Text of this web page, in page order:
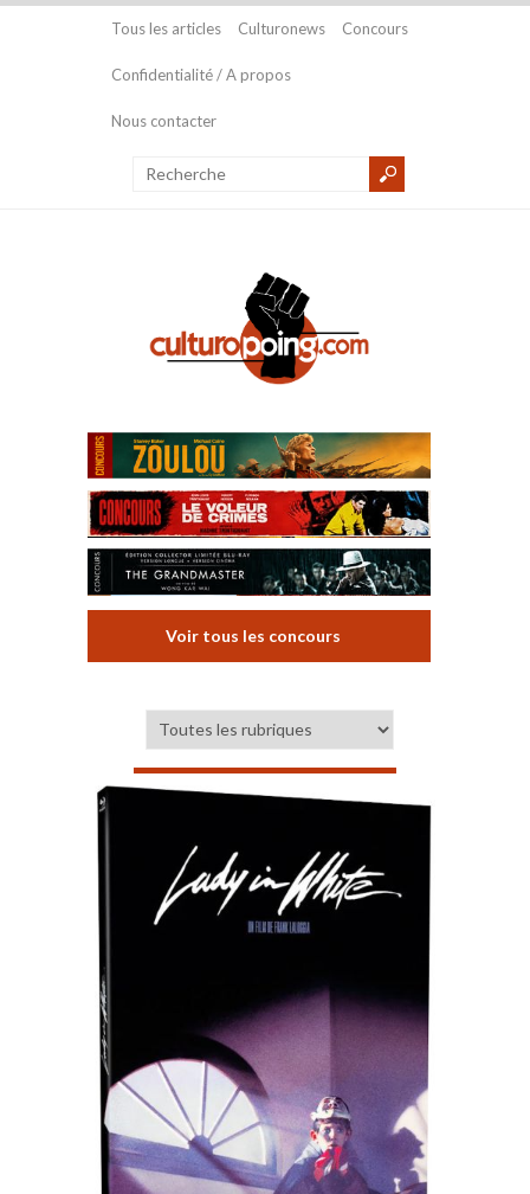
Tous les articles Culturonews Concours
Confidentialité / A propos
Nous contacter
Voir tous les concours